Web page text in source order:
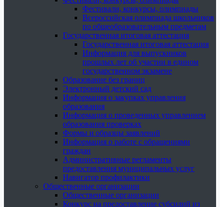
Фестивали, конкурсы, олимпиады
Всероссийская олимпиада школьников
по общеобразовательным предметам
Государственная итоговая аттестация
Государственная итоговая аттестация
Информация для выпускников
прошлых лет об участии в едином
государственном экзамене
Образование без границ
Электронный детский сад
Информация о закупках управления
образования
Информация о проведенных управлением
образования проверках
Формы и образцы заявлений
Информация о работе с обращениями
граждан
Административные регламенты
предоставления муниципальных услуг
Навигатор профилактики
Общественные организации
Общественные организации
Конкурс на предоставление субсидий из